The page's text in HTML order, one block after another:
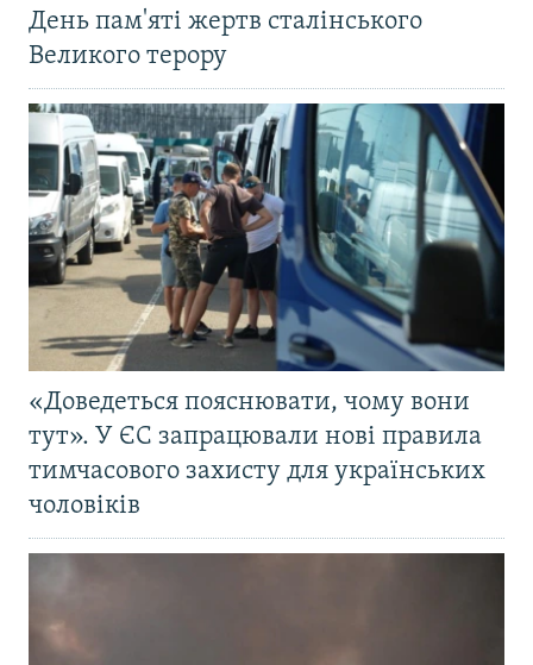
День пам'яті жертв сталінського
Великого терору
«Доведеться пояснювати, чому вони
тут». У ЄС запрацювали нові правила
тимчасового захисту для українських
чоловіків